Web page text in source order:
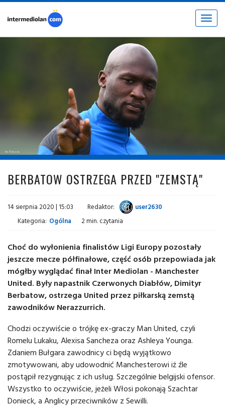
Toggle
fot. © inter.it
BERBATOW OSTRZEGA PRZED "ZEMSTĄ"
14 sierpnia 2020 | 15:03 Redaktor:
user2630
Kategoria: Ogólna 2 min. czytania
Choć do wyłonienia finalistów Ligi Europy pozostały
jeszcze mecze półfinałowe, część osób przepowiada jak
mógłby wyglądać finał Inter Mediolan - Manchester
United. Były napastnik Czerwonych Diabłów, Dimityr
Berbatow, ostrzega United przez piłkarską zemstą
zawodników Nerazzurrich.
Chodzi oczywiście o trójkę ex-graczy Man United, czyli
Romelu Lukaku, Alexisa Sancheza oraz Ashleya Younga.
Zdaniem Bułgara zawodnicy ci będą wyjątkowo
zmotywowani, aby udowodnić Manchesterowi iż źle
postąpił rezygnując z ich usług. Szczególnie belgijski ofensor.
Wszystko to oczywiście, jeżeli Włosi pokonają Szachtar
Donieck, a Anglicy przeciwników z Sewilli.